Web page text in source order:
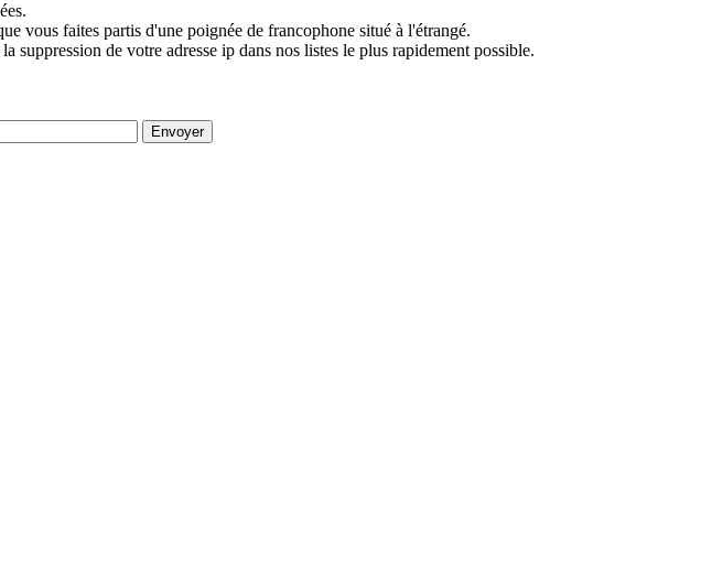
vous faites partis d'une poignée de francophone situé à l'étrangé.
de votre adresse ip dans nos listes le plus rapidement possible.